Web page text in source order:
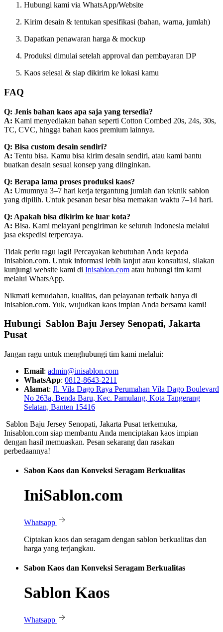
Hubungi kami via WhatsApp/Website
Kirim desain & tentukan spesifikasi (bahan, warna, jumlah)
Dapatkan penawaran harga & mockup
Produksi dimulai setelah approval dan pembayaran DP
Kaos selesai & siap dikirim ke lokasi kamu
FAQ
Q: Jenis bahan kaos apa saja yang tersedia?
A: Kami menyediakan bahan seperti Cotton Combed 20s, 24s, 30s,
TC, CVC, hingga bahan kaos premium lainnya.
Q: Bisa custom desain sendiri?
A: Tentu bisa. Kamu bisa kirim desain sendiri, atau kami bantu
buatkan desain sesuai konsep yang diinginkan.
Q: Berapa lama proses produksi kaos?
A: Umumnya 3–7 hari kerja tergantung jumlah dan teknik sablon
yang dipilih. Untuk pesanan besar bisa memakan waktu 7–14 hari.
Q: Apakah bisa dikirim ke luar kota?
A: Bisa. Kami melayani pengiriman ke seluruh Indonesia melalui
jasa ekspedisi terpercaya.
Tidak perlu ragu lagi! Percayakan kebutuhan Anda kepada
Inisablon.com. Untuk informasi lebih lanjut atau konsultasi, silakan
kunjungi website kami di Inisablon.com atau hubungi tim kami
melalui WhatsApp.
Nikmati kemudahan, kualitas, dan pelayanan terbaik hanya di
Inisablon.com. Yuk, wujudkan kaos impian Anda bersama kami!
Hubungi Sablon Baju Jersey Senopati, Jakarta
Pusat
Jangan ragu untuk menghubungi tim kami melalui:
Email: admin@inisablon.com
WhatsApp: 0812-8643-2211
Alamat: Jl. Vila Dago Raya Perumahan Vila Dago Boulevard
No 263a, Benda Baru, Kec. Pamulang, Kota Tangerang
Selatan, Banten 15416
Sablon Baju Jersey Senopati, Jakarta Pusat terkemuka,
Inisablon.com siap membantu Anda menciptakan kaos impian
dengan hasil memuaskan. Pesan sekarang dan rasakan
perbedaannya!
Sabon Kaos dan Konveksi Seragam Berkualitas
IniSablon.com
Whatsapp
Ciptakan kaos dan seragam dengan sablon berkualitas dan
harga yang terjangkau.
Sabon Kaos dan Konveksi Seragam Berkualitas
Sablon Kaos
Whatsapp